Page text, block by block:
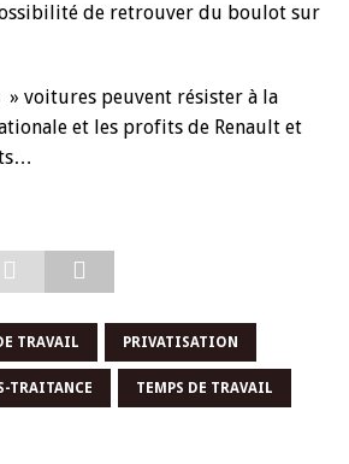
de retrouver du boulot sur
» voitures peuvent résister à la
et les profits de Renault et
TRAVAIL PRIVATISATION
TRAITANCE TEMPS DE TRAVAIL